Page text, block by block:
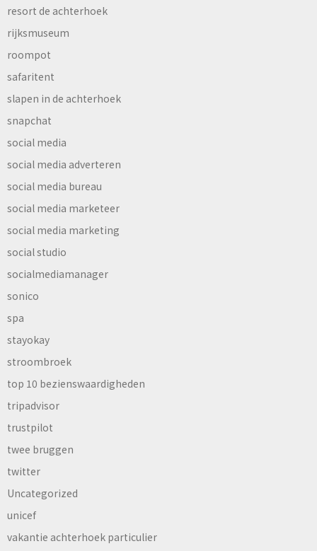
resort de achterhoek
rijksmuseum
roompot
safaritent
slapen in de achterhoek
snapchat
social media
social media adverteren
social media bureau
social media marketeer
social media marketing
social studio
socialmediamanager
sonico
spa
stayokay
stroombroek
top 10 bezienswaardigheden
tripadvisor
trustpilot
twee bruggen
twitter
Uncategorized
unicef
vakantie achterhoek particulier